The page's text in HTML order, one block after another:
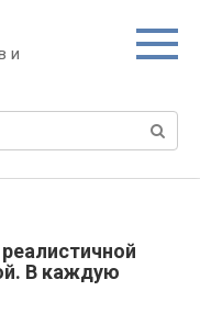
и
В каждую